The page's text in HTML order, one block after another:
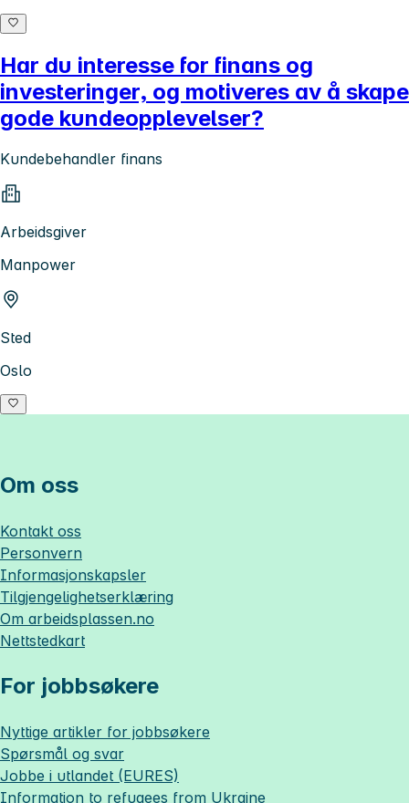
Har du interesse for finans og
investeringer, og motiveres av å skape
gode kundeopplevelser?
Kundebehandler finans
Arbeidsgiver
Manpower
Sted
Oslo
Om oss
Kontakt oss
Personvern
Informasjonskapsler
Tilgjengelighetserklæring
Om arbeidsplassen.no
Nettstedkart
For jobbsøkere
Nyttige artikler for jobbsøkere
Spørsmål og svar
Jobbe i utlandet (EURES)
Information to refugees from Ukraine